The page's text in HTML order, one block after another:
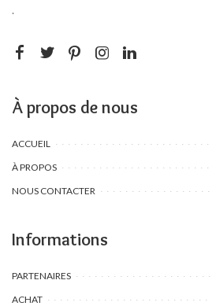
.
À propos de nous
ACCUEIL
À PROPOS
NOUS CONTACTER
Informations
PARTENAIRES
ACHAT